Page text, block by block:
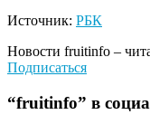
Источник: РБК
Новости fruitinfo –
Подписаться
“fruitinfo” в